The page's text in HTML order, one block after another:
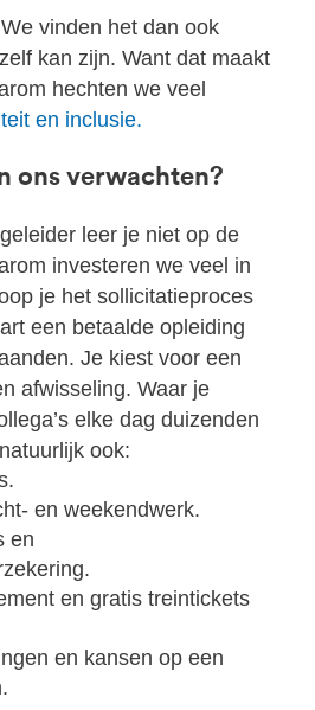
vinden het dan ook
kan zijn. Want dat maakt
hechten we veel
en inclusie.
ons verwachten?
leer je niet op de
investeren we veel in
je het sollicitatieproces
een betaalde opleiding
Je kiest voor een
afwisseling. Waar je
elke dag duizenden
ook:
en weekendwerk.
en
en gratis treintickets
en kansen op een